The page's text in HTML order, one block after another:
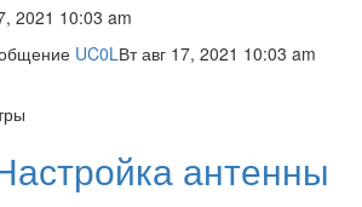
2021 10:03 am
UC0LВт авг 17, 2021 10:03 am
антенны